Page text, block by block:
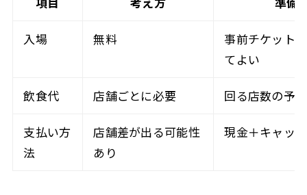
入場 無料
事前チケット
てよい
飲食代 店舗ごとに必要 回る店数の予
支払い方
法
店舗差が出る可能性
あり
現金＋キャッ